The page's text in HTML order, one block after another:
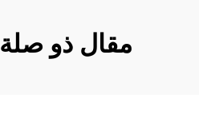
مقال ذو صلة